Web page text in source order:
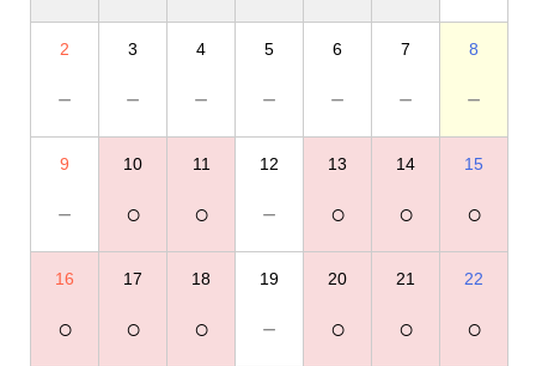
2
－
3
－
4
－
5
－
6
－
7
－
8
－
9
－
10
○
11
○
12
－
13
○
14
○
15
○
16
○
17
○
18
○
19
－
20
○
21
○
22
○